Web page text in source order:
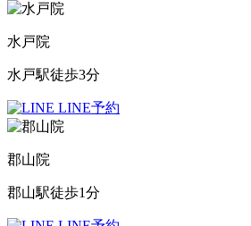
水戸院
水戸駅徒歩3分
LINE予約
郡山院
郡山駅徒歩1分